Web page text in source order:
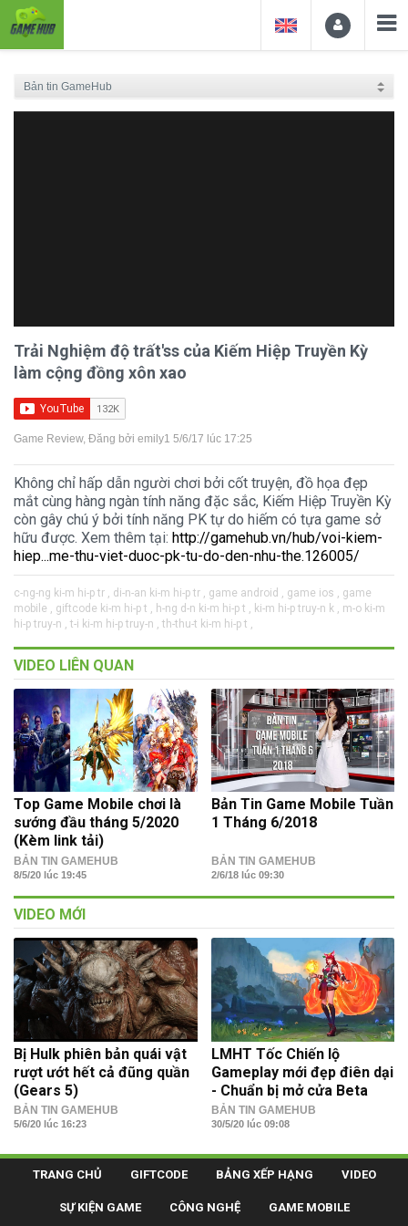
Trải Nghiệm độ trất'ss của Kiếm Hiệp Truyền Kỳ
làm cộng đồng xôn xao
Game Review, Đăng bởi emily1 5/6/17 lúc 17:25
Không chỉ hấp dẫn người chơi bởi cốt truyện, đồ họa đẹp
mắt cùng hàng ngàn tính năng đặc sắc, Kiếm Hiệp Truyền Kỳ
còn gây chú ý bởi tính năng PK tự do hiếm có tựa game sở
hữu được. Xem thêm tại: http://gamehub.vn/hub/voi-kiem-
hiep...me-thu-viet-duoc-pk-tu-do-den-nhu-the.126005/
c-ng-ng ki-m hi-p tr , di-n-an ki-m hi-p tr , game android , game ios , game
mobile , giftcode ki-m hi-p t , h-ng d-n ki-m hi-p t , ki-m hi-p truy-n k , m-o ki-m
hi-p truy-n , t-i ki-m hi-p truy-n , th-thu-t ki-m hi-p t ,
VIDEO LIÊN QUAN
Top Game Mobile chơi là
sướng đầu tháng 5/2020
(Kèm link tải)
BẢN TIN GAMEHUB
8/5/20 lúc 19:45
Bản Tin Game Mobile Tuần
1 Tháng 6/2018
BẢN TIN GAMEHUB
2/6/18 lúc 09:30
VIDEO MỚI
Bị Hulk phiên bản quái vật
rượt ướt hết cả đũng quần
(Gears 5)
BẢN TIN GAMEHUB
5/6/20 lúc 16:23
LMHT Tốc Chiến lộ
Gameplay mới đẹp điên dại
- Chuẩn bị mở cửa Beta
BẢN TIN GAMEHUB
30/5/20 lúc 09:08
TRANG CHỦ GIFTCODE BẢNG XẾP HẠNG VIDEO
SỰ KIỆN GAME CÔNG NGHỆ GAME MOBILE